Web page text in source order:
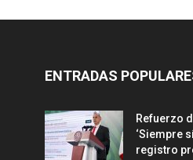
ENTRADAS
Refuerzo
‘Siempre
registro